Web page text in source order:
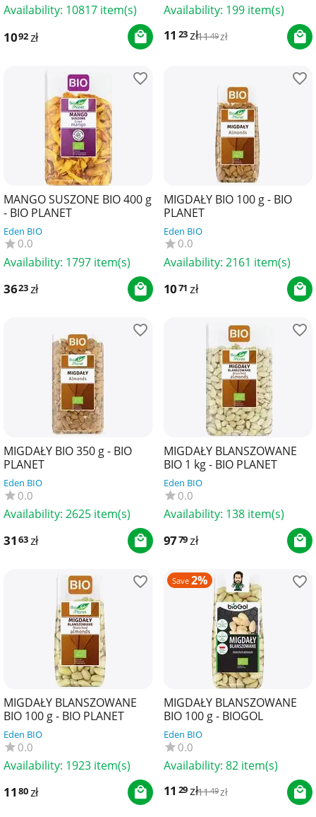
Availability: 10817 item(s)
1092zł
Availability: 199 item(s)
11 23zł1149zł
MANGO SUSZONE BIO 400 g
- BIO PLANET
Eden BIO
0.0
Availability: 1797 item(s)
3623zł
MIGDAŁY BIO 100 g - BIO
PLANET
Eden BIO
0.0
Availability: 2161 item(s)
1071 zł
MIGDAŁY BIO 350 g - BIO
PLANET
Eden BIO
0.0
Availability: 2625 item(s)
31 63zł
MIGDAŁY BLANSZOWANE
BIO 1 kg - BIO PLANET
Eden BIO
0.0
Availability: 138 item(s)
9779zł
MIGDAŁY BLANSZOWANE
BIO 100 g - BIO PLANET
Eden BIO
0.0
Availability: 1923 item(s)
11 80zł
Save 2%
MIGDAŁY BLANSZOWANE
BIO 100 g - BIOGOL
Eden BIO
0.0
Availability: 82 item(s)
11 29zł1149zł